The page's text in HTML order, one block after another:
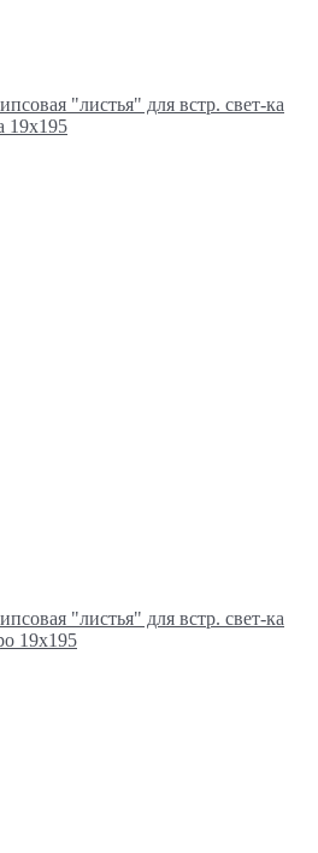
"листья" для встр. свет-ка
19х195
"листья" для встр. свет-ка
19х195